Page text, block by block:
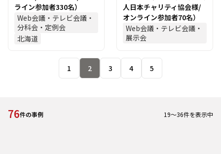
ライン参加者330名）
Web会議・テレビ会議・
分科会・定例会
北海道
人日本チャリティ協会様/
オンライン参加者70名）
Web会議・テレビ会議・
展示会
1 2 3 4 5
76件の事例 19～36件を表示中